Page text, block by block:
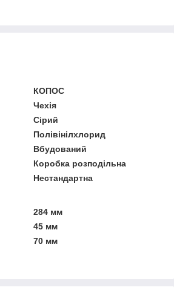
КОПОС
Чехія
Сірий
Полівінілхлорид
Вбудований
Коробка розподільна
Нестандартна
284 мм
45 мм
70 мм